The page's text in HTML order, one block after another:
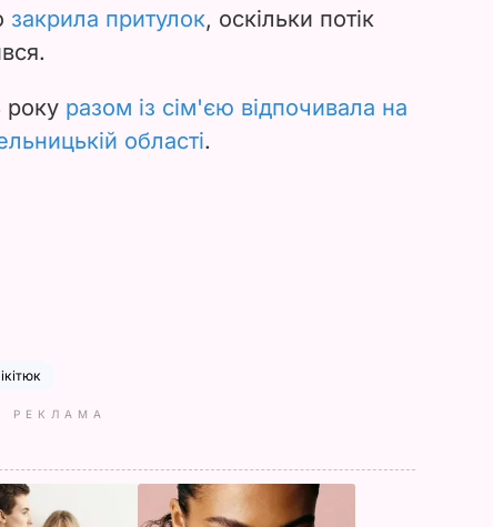
закрила притулок, оскільки потік
року разом із сім'єю відпочивала на
області.
РЕКЛАМА